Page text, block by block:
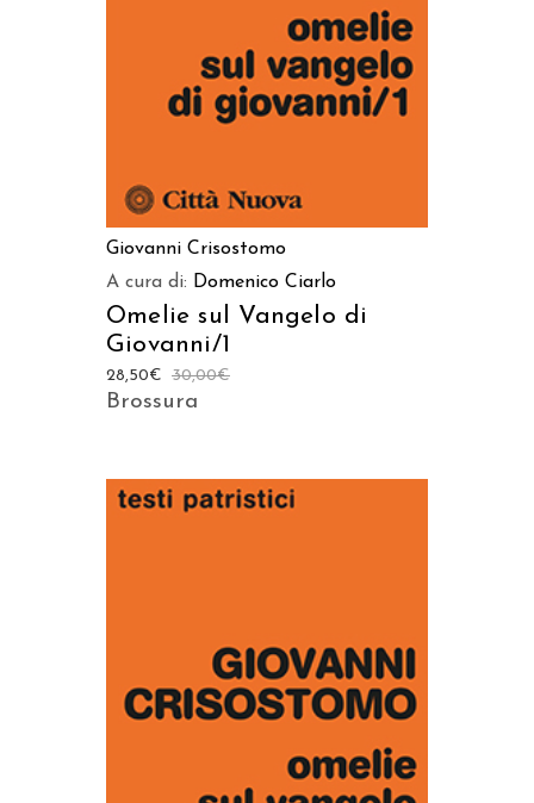
Giovanni Crisostomo
A cura di: Domenico Ciarlo
Omelie sul Vangelo di
Giovanni/1
30,00€
28,50€
Brossura
AGGIUNGI AL CARRELLO